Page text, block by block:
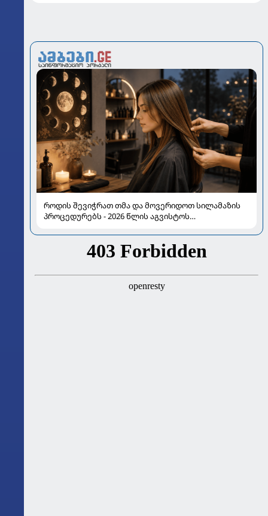
როდის შევიჭრათ თმა და მოვერიდოთ სილამაზის
პროცედურებს - 2026 წლის აგვისტოს